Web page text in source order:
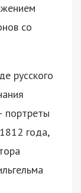
со
русского
портреты
года,